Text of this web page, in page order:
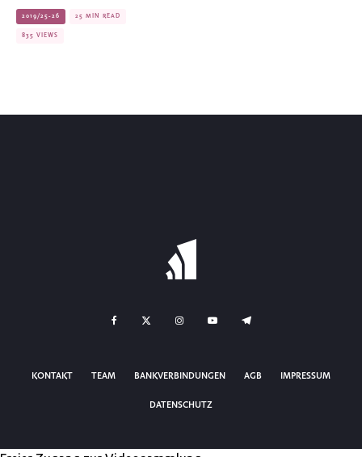
2019/25-26 25 MIN READ
835 VIEWS
KONTAKT TEAM BANKVERBINDUNGEN AGB IMPRESSUM
DATENSCHUTZ